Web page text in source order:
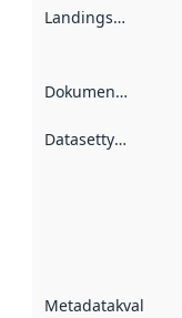
Landingsside
Dokumentasjon
Datasettype
Metadatakvalitet